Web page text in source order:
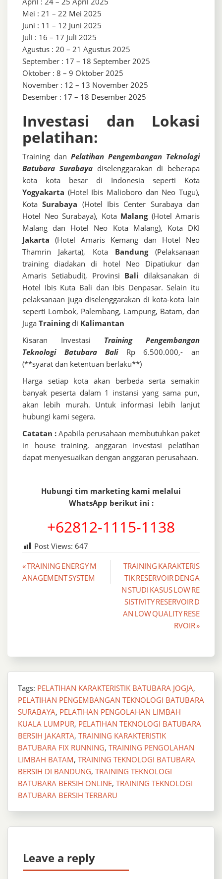
Mei : 21 – 22 Mei 2025
Juni : 11 – 12 Juni 2025
Juli : 16 – 17 Juli 2025
Agustus : 20 – 21 Agustus 2025
September : 17 – 18 September 2025
Oktober : 8 – 9 Oktober 2025
November : 12 – 13 November 2025
Desember : 17 – 18 Desember 2025
Investasi dan Lokasi
pelatihan:
Training dan Pelatihan Pengembangan Teknologi
Batubara Surabayadiselenggarakan di beberapa
kota kota besar di Indonesia seperti Kota
Yogyakarta (Hotel Ibis Malioboro dan Neo Tugu),
KotaSurabaya (Hotel Ibis Center Surabaya dan
Hotel Neo Surabaya), Kota Malang(Hotel Amaris
Malang dan Hotel Neo Kota Malang), Kota DKI
Jakarta (Hotel Amaris Kemang dan Hotel Neo
Thamrin Jakarta), Kota Bandung(Pelaksanaan
training diadakan di hotel Neo Dipatiukur dan
Amaris Setiabudi), Provinsi Bali dilaksanakan di
Hotel Ibis Kuta Bali dan Ibis Denpasar. Selain itu
pelaksanaan juga diselenggarakan di kota-kota lain
seperti Lombok, Palembang, Lampung, Batam, dan
Juga Trainingdi Kalimantan
Kisaran Investasi Training Pengembangan
Teknologi Batubara Bali
Rp 6.500.000,- an
(**syarat dan ketentuan berlaku**)
Harga setiap kota akan berbeda serta semakin
banyak peserta dalam 1 instansi yang sama pun,
akan lebih murah. Untuk informasi lebih lanjut
hubungi kami segera.
Catatan : Apabila perusahaan membutuhkan paket
in house training, anggaran investasi pelatihan
dapat menyesuaikan dengan anggaran perusahaan.
Hubungi tim marketing kami melalui
WhatsApp berikut ini :
+62812-1115-1138
Post Views: 647
Post
navigation
« TRAINING ENERGY M
ANAGEMENT SYSTEM
TRAINING KARAKTERIS
TIK RESERVOIR DENGA
N STUDI KASUS LOW RE
SISTIVITY RESERVOIR D
AN LOW QUALITY RESE
RVOIR »
Tags: PELATIHAN KARAKTERISTIK BATUBARA JOGJA,
PELATIHAN PENGEMBANGAN TEKNOLOGI BATUBARA
SURABAYA, PELATIHAN PENGOLAHAN LIMBAH
KUALA LUMPUR, PELATIHAN TEKNOLOGI BATUBARA
BERSIH JAKARTA, TRAINING KARAKTERISTIK
BATUBARA FIX RUNNING, TRAINING PENGOLAHAN
LIMBAH BATAM, TRAINING TEKNOLOGI BATUBARA
BERSIH DI BANDUNG, TRAINING TEKNOLOGI
BATUBARA BERSIH ONLINE, TRAINING TEKNOLOGI
BATUBARA BERSIH TERBARU
Leave a reply